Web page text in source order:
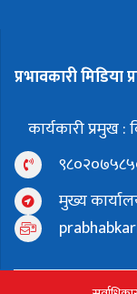
प्रभावकारी मिडिया
कार्यकारी प्रमुख :
मुख्य